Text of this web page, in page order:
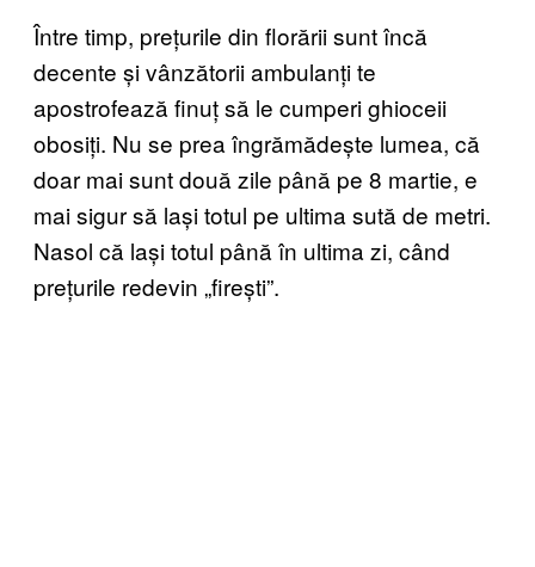
Între timp, prețurile din florării sunt încă
decente și vânzătorii ambulanți te
apostrofează finuț să le cumperi ghioceii
obosiți. Nu se prea îngrămădește lumea, că
doar mai sunt două zile până pe 8 martie, e
mai sigur să lași totul pe ultima sută de metri.
Nasol că lași totul până în ultima zi, când
prețurile redevin „firești”.